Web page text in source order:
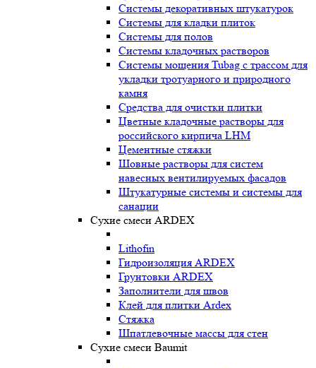
Системы декоративных штукатурок
Системы для кладки плиток
Системы для полов
Системы кладочных растворов
Системы мощения Tubag с трассом для
укладки тротуарного и природного
камня
Средства для очистки плитки
Цветные кладочные растворы для
российского кирпича LHM
Цементные стяжки
Шовные растворы для систем
навесных вентилируемых фасадов
Штукатурные системы и системы для
санации
Сухие смеси ARDEX
Lithofin
Гидроизоляция ARDEX
Грунтовки ARDEX
Заполнители для швов
Клей для плитки Ardex
Стяжка
Шпатлевочные массы для стен
Сухие смеси Baumit